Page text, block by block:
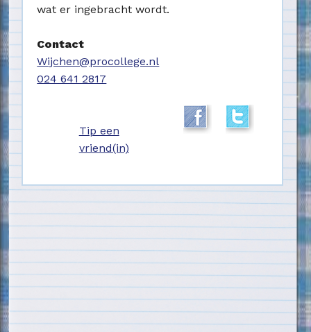
wat er ingebracht wordt.
Contact
Wijchen@procollege.nl
024 641 2817
Tip een
vriend(in)